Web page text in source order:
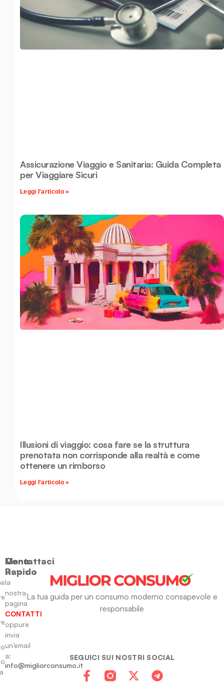
Assicurazione Viaggio e Sanitaria: Guida Completa
per Viaggiare Sicuri
Leggi l'articolo »
Illusioni di viaggio: cosa fare se la struttura
prenotata non corrisponde alla realtà e come
ottenere un rimborso
Leggi l'articolo »
La tua guida per un consumo moderno consapevole e
responsabile
SEGUICI SUI NOSTRI SOCIAL
Menu
Rapido
Contattaci
Visitando
la
nostra
pagina
CONTATTI
oppure
invia
un’email
a:
info@migliorconsumo.it